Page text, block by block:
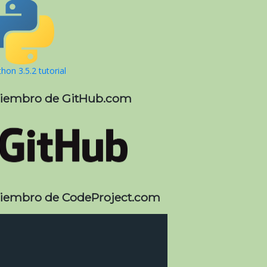
3.5.2 tutorial
de GitHub.com
de CodeProject.com